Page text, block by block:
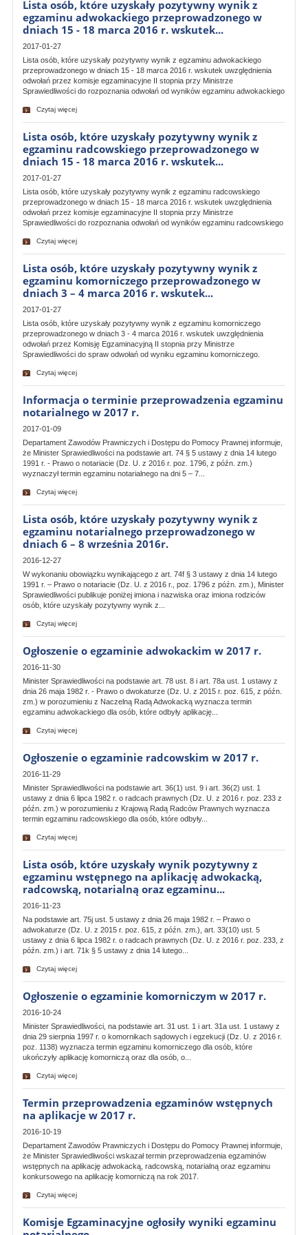
Lista osób, które uzyskały pozytywny wynik z
egzaminu adwokackiego przeprowadzonego w
dniach 15 - 18 marca 2016 r. wskutek...
2017-01-27
Lista osób, które uzyskały pozytywny wynik z egzaminu adwokackiego
przeprowadzonego w dniach 15 - 18 marca 2016 r. wskutek uwzględnienia
odwołań przez komisje egzaminacyjne II stopnia przy Ministrze
Sprawiedliwości do rozpoznania odwołań od wyników egzaminu adwokackiego
Czytaj więcej
Lista osób, które uzyskały pozytywny wynik z
egzaminu radcowskiego przeprowadzonego w
dniach 15 - 18 marca 2016 r. wskutek...
2017-01-27
Lista osób, które uzyskały pozytywny wynik z egzaminu radcowskiego
przeprowadzonego w dniach 15 - 18 marca 2016 r. wskutek uwzględnienia
odwołań przez komisje egzaminacyjne II stopnia przy Ministrze
Sprawiedliwości do rozpoznania odwołań od wyników egzaminu radcowskiego
Czytaj więcej
Lista osób, które uzyskały pozytywny wynik z
egzaminu komorniczego przeprowadzonego w
dniach 3 – 4 marca 2016 r. wskutek...
2017-01-27
Lista osób, które uzyskały pozytywny wynik z egzaminu komorniczego
przeprowadzonego w dniach 3 - 4 marca 2016 r. wskutek uwzględnienia
odwołań przez Komisję Egzaminacyjną II stopnia przy Ministrze
Sprawiedliwości do spraw odwołań od wyniku egzaminu komorniczego.
Czytaj więcej
Informacja o terminie przeprowadzenia egzaminu
notarialnego w 2017 r.
2017-01-09
Departament Zawodów Prawniczych i Dostępu do Pomocy Prawnej informuje,
że Minister Sprawiedliwości na podstawie art. 74 § 5 ustawy z dnia 14 lutego
1991 r. - Prawo o notariacie (Dz. U. z 2016 r. poz. 1796, z późn. zm.)
wyznaczył termin egzaminu notarialnego na dni 5 – 7...
Czytaj więcej
Lista osób, które uzyskały pozytywny wynik z
egzaminu notarialnego przeprowadzonego w
dniach 6 – 8 września 2016r.
2016-12-27
W wykonaniu obowiązku wynikającego z art. 74f § 3 ustawy z dnia 14 lutego
1991 r. – Prawo o notariacie (Dz. U. z 2016 r., poz. 1796 z późn. zm.), Minister
Sprawiedliwości publikuje poniżej imiona i nazwiska oraz imiona rodziców
osób, które uzyskały pozytywny wynik z...
Czytaj więcej
Ogłoszenie o egzaminie adwokackim w 2017 r.
2016-11-30
Minister Sprawiedliwości na podstawie art. 78 ust. 8 i art. 78a ust. 1 ustawy z
dnia 26 maja 1982 r. - Prawo o dwokaturze (Dz. U. z 2015 r. poz. 615, z późn.
zm.) w porozumieniu z Naczelną Radą Adwokacką wyznacza termin
egzaminu adwokackiego dla osób, które odbyły aplikację...
Czytaj więcej
Ogłoszenie o egzaminie radcowskim w 2017 r.
2016-11-29
Minister Sprawiedliwości na podstawie art. 36(1) ust. 9 i art. 36(2) ust. 1
ustawy z dnia 6 lipca 1982 r. o radcach prawnych (Dz. U. z 2016 r. poz. 233 z
późn. zm.) w porozumieniu z Krajową Radą Radców Prawnych wyznacza
termin egzaminu radcowskiego dla osób, które odbyły...
Czytaj więcej
Lista osób, które uzyskały wynik pozytywny z
egzaminu wstępnego na aplikację adwokacką,
radcowską, notarialną oraz egzaminu...
2016-11-23
Na podstawie art. 75j ust. 5 ustawy z dnia 26 maja 1982 r. – Prawo o
adwokaturze (Dz. U. z 2015 r. poz. 615, z późn. zm.), art. 33(10) ust. 5
ustawy z dnia 6 lipca 1982 r. o radcach prawnych (Dz. U. z 2016 r. poz. 233, z
późn. zm.) i art. 71k § 5 ustawy z dnia 14 lutego...
Czytaj więcej
Ogłoszenie o egzaminie komorniczym w 2017 r.
2016-10-24
Minister Sprawiedliwości, na podstawie art. 31 ust. 1 i art. 31a ust. 1 ustawy z
dnia 29 sierpnia 1997 r. o komornikach sądowych i egzekucji (Dz. U. z 2016 r.
poz. 1138) wyznacza termin egzaminu komorniczego dla osób, które
ukończyły aplikację komorniczą oraz dla osób, o...
Czytaj więcej
Termin przeprowadzenia egzaminów wstępnych
na aplikacje w 2017 r.
2016-10-19
Departament Zawodów Prawniczych i Dostępu do Pomocy Prawnej informuje,
że Minister Sprawiedliwości wskazał termin przeprowadzenia egzaminów
wstępnych na aplikację adwokacką, radcowską, notarialną oraz egzaminu
konkursowego na aplikację komorniczą na rok 2017.
Czytaj więcej
Komisje Egzaminacyjne ogłosiły wyniki egzaminu